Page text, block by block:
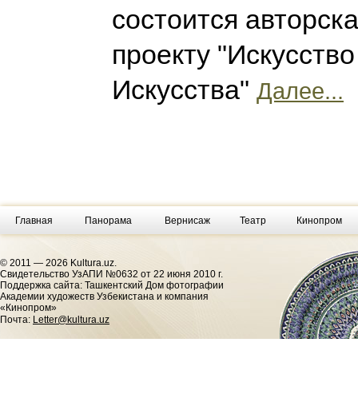
состоится
проекту
Искусства" Далее...
Главная Панорама Вернисаж Театр Кинопром
© 2011 — 2026 Kultura.uz.
Cвидетельство УзАПИ №0632 от 22 июня 2010 г.
Поддержка сайта: Ташкентский Дом фотографии
Академии художеств Узбекистана и компания
«Кинопром»
Почта: Letter@kultura.uz